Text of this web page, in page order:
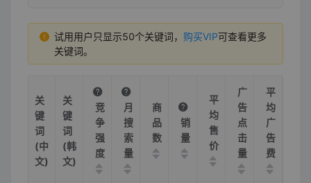
试用用户只显示50个关键词， 购买VIP可查看更多
关键词。
关
键
词
(中
文)
关
键
词
(韩
文)
竞
争
强
度
月
搜
索
量
商
品
数
销
量
平
均
售
价
广
告
点
击
量
平
均
广
告
费